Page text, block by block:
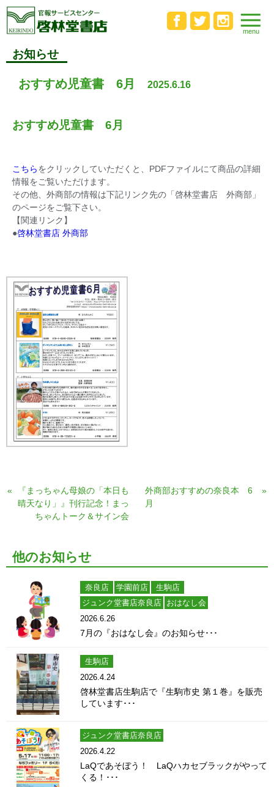
お知らせ
おすすめ児童書 6月 2025.6.16
おすすめ児童書 6月
こちらをクリックしていただくと、PDFファイルにて商品の詳細
情報をご覧いただけます。
その他、外商部の情報は下記リンク先の「啓林堂書店 外商部」
のページをご覧下さい。
【関連リンク】
●啓林堂書店 外商部
«
『まっちゃん母娘の「本日も
晴天なり」』刊行記念！まっ
ちゃんトーク＆サイン会
外商部おすすめの奈良本 6
月
»
他のお知らせ
奈良店 学園前店
生駒店
ジュンク堂書店奈良店 おはなし会
2026.6.26
7月の『おはなし会』のお知らせ･･･
生駒店
2026.4.24
啓林堂書店生駒店で『生駒市史 第１巻』を販売
しています･･･
ジュンク堂書店奈良店
2026.4.22
LaQであそぼう！ LaQハカセブラックがやって
くる！･･･